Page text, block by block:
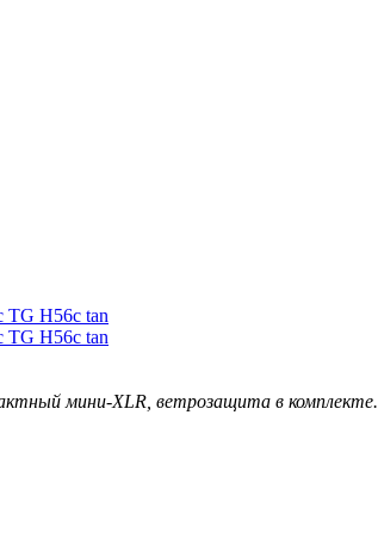
мини-XLR, ветрозащита в комплекте.